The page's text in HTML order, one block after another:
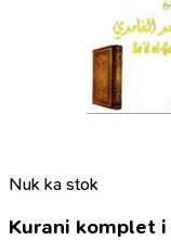
Nuk ka stok
Kurani komplet i